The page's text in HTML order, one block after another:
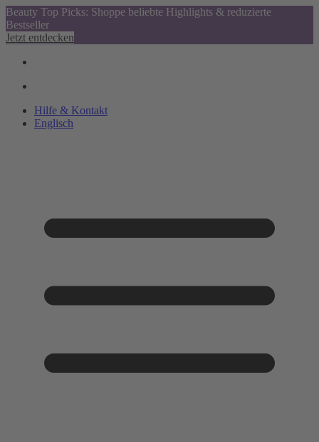
Beauty Top Picks: Shoppe beliebte Highlights & reduzierte
Bestseller
Jetzt entdecken
Hilfe & Kontakt
Englisch